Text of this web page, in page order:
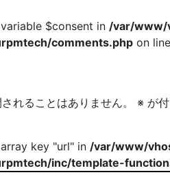
$consent in /var/www/
comments.php on line
れることはありません。 ※ が
key "url" in /var/www/
inc/template-